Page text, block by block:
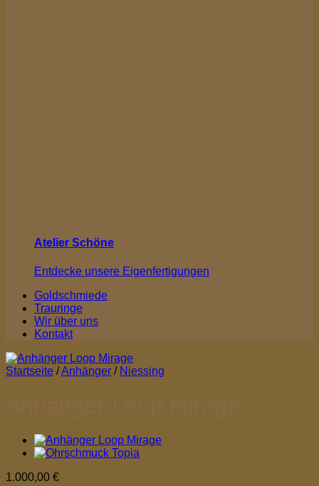
Atelier Schöne
Entdecke unsere Eigenfertigungen
Goldschmiede
Trauringe
Wir über uns
Kontakt
Startseite /Anhänger / Niessing
1.000,00 €